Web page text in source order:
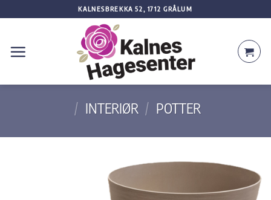
content
KALNESBREKKA 52, 1712 GRÅLUM
/ INTERIØR / POTTER